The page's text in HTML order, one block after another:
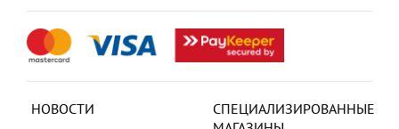
НОВОСТИ
СПЕЦИАЛИЗИРОВАННЫЕ